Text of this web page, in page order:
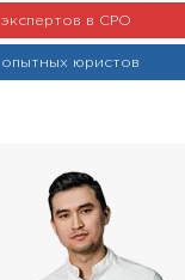
экспертов в СРО
опытных юристов